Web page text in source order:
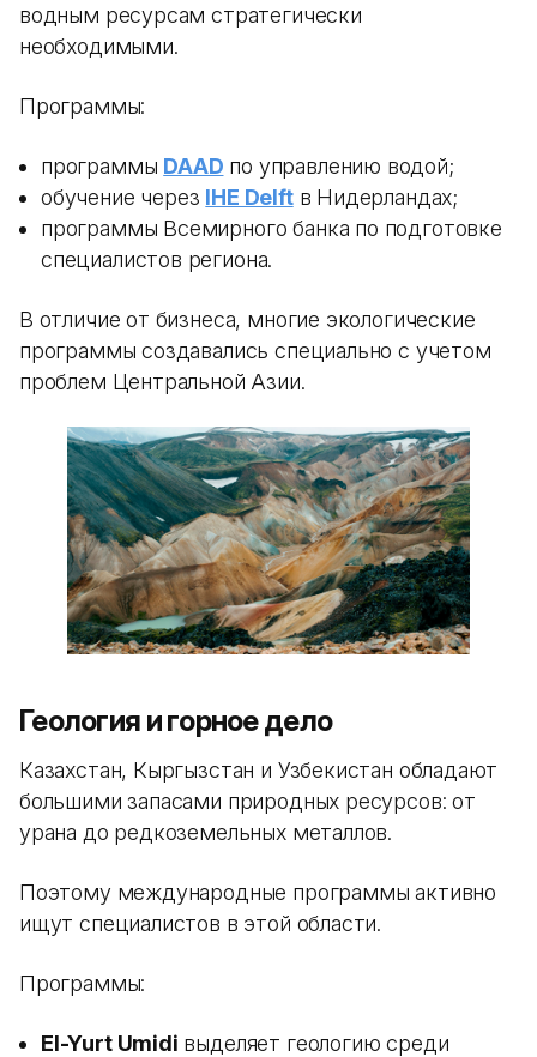
водным ресурсам стратегически
необходимыми.
Программы:
программы DAAD по управлению водой;
обучение через IHE Delftв Нидерландах;
программы Всемирного банка по подготовке
специалистов региона.
В отличие от бизнеса, многие экологические
программы создавались специально с учетом
проблем Центральной Азии.
Геология и горное дело
Казахстан, Кыргызстан и Узбекистан обладают
большими запасами природных ресурсов: от
урана до редкоземельных металлов.
Поэтому международные программы активно
ищут специалистов в этой области.
Программы:
El-Yurt Umidi выделяет геологию среди